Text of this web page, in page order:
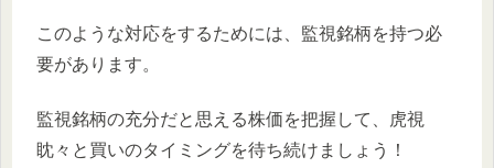
このような対応をするためには、監視銘柄を持つ必
要があります。
監視銘柄の充分だと思える株価を把握して、虎視
眈々と買いのタイミングを待ち続けましょう！